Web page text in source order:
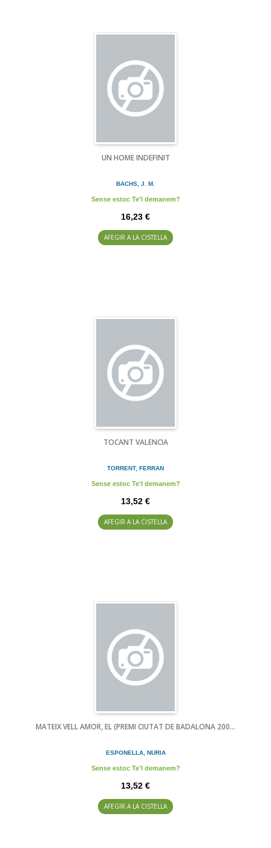
UN HOME INDEFINIT
BACHS, J. M.
Sense estoc Te'l demanem?
16,23 €
AFEGIR A LA CISTELLA
TOCANT VALENCIA
TORRENT, FERRAN
Sense estoc Te'l demanem?
13,52 €
AFEGIR A LA CISTELLA
MATEIX VELL AMOR, EL (PREMI CIUTAT DE BADALONA 200...
ESPONELLA, NURIA
Sense estoc Te'l demanem?
13,52 €
AFEGIR A LA CISTELLA